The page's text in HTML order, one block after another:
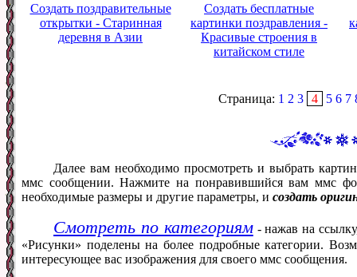
Создать поздравительные
открытки - Старинная
деревня в Азии
Создать бесплатные
картинки поздравления -
Красивые строения в
китайском стиле
Страница: 1 2 3 4 5 6 7
Далее вам необходимо просмотреть и выбрать
ммс сообщении. Нажмите на понравившийся вам ммс
необходимые размеры и другие параметры, и создать
Смотреть по категориям- нажав на
«Рисунки» поделены на более подробные категории.
интересующее вас изображения для своего ммс сообщения.